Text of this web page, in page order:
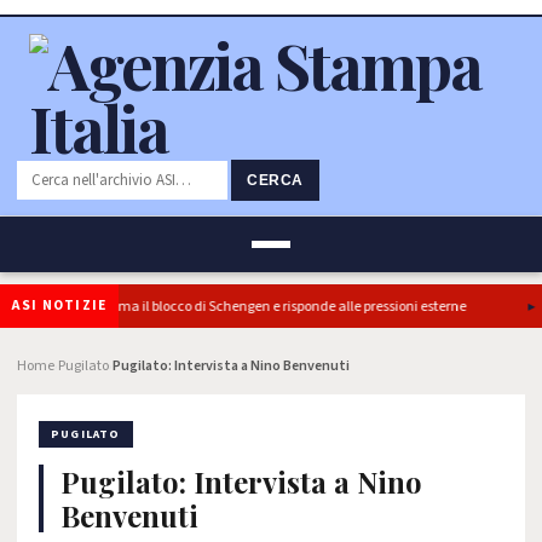
CERCA
ASI NOTIZIE
l’Italia conferma il blocco di Schengen e risponde alle pressioni esterne
Home PugilatoPugilato: Intervista a Nino Benvenuti
PUGILATO
Pugilato: Intervista a Nino
Benvenuti